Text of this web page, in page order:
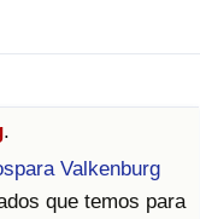
.
Valkenburg
que temos para